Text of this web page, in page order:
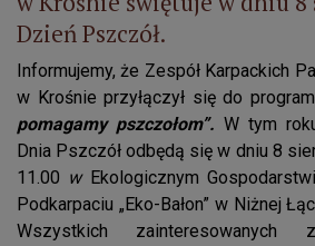
Dzień Pszczół.
Informujemy, że Zespół Karpackich
w Krośnie przyłączył się do
pomagamy pszczołom”. W tym
Dnia Pszczół odbędą się w dniu 8
11.00 wEkologicznym
Podkarpaciu „Eko-Bałon” w Niżnej
Wszystkich